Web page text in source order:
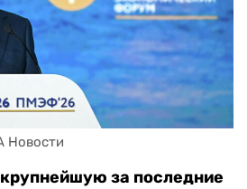
Новости
за последние